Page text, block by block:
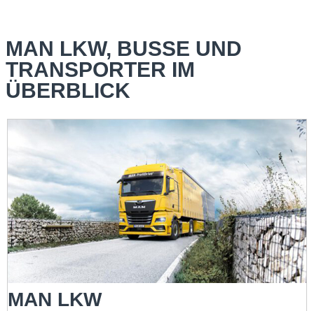
MAN LKW, BUSSE UND
TRANSPORTER IM
ÜBERBLICK
MAN LKW